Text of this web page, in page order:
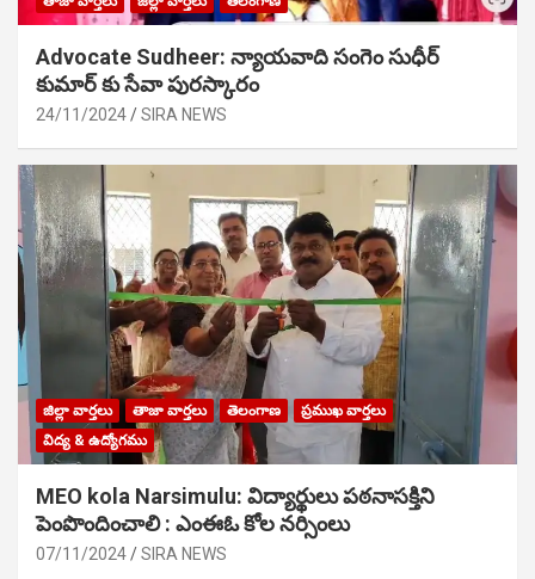
Advocate Sudheer: న్యాయవాది సంగెం సుధీర్
కుమార్ కు సేవా పురస్కారం
24/11/2024 SIRA NEWS
జిల్లా వార్తలు తాజా వార్తలు తెలంగాణ
ప్రముఖ వార్తలు
విద్య & ఉద్యోగము
MEO kola Narsimulu: విద్యార్థులు పఠ‌నాసక్తిని
పెంపొందించాలి : ఎంఈఓ కోల నర్సింలు
07/11/2024 SIRA NEWS